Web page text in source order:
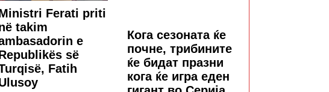
Ferati priti
takim
e
së
Fatih
Кога сезоната ќе
почне, трибините
ќе бидат празни
кога ќе игра еден